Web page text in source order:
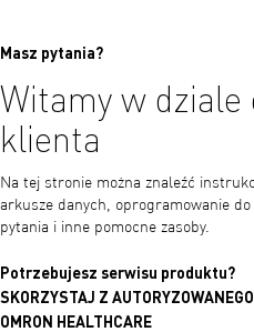
Masz pytania?
Witamy w dziale
klienta
Na tej stronie można znaleźć
arkusze danych, oprogramowanie
pytania i inne pomocne zasoby.
Potrzebujesz serwisu produktu?
SKORZYSTAJ Z
OMRON HEALTHCARE